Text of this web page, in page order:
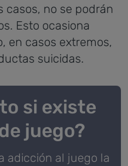
casos, no se podrán
Esto ocasiona
en casos extremos,
suicidas.
si existe
juego?
adicción al juego la